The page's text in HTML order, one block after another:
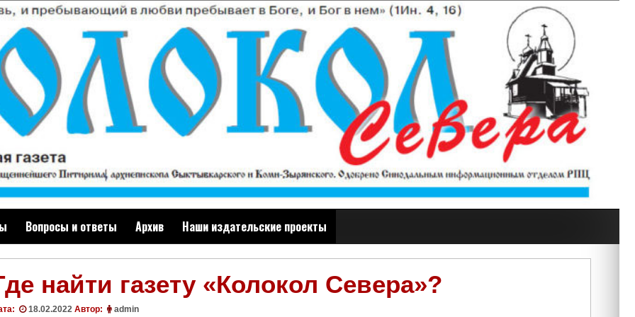
Вопросы и ответы Архив Наши издательские проекты
найти газету «Колокол Севера»?
18.02.2022 Автор: admin